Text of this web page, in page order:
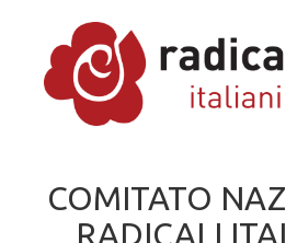
COMITATO
RADICALI